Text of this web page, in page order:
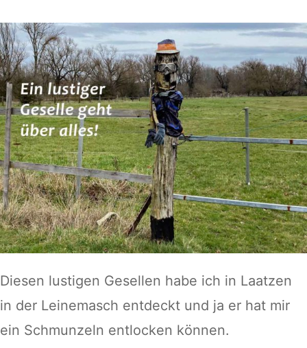
Diesen lustigen Gesellen habe ich in Laatzen
in der Leinemasch entdeckt und ja er hat mir
ein Schmunzeln entlocken können.